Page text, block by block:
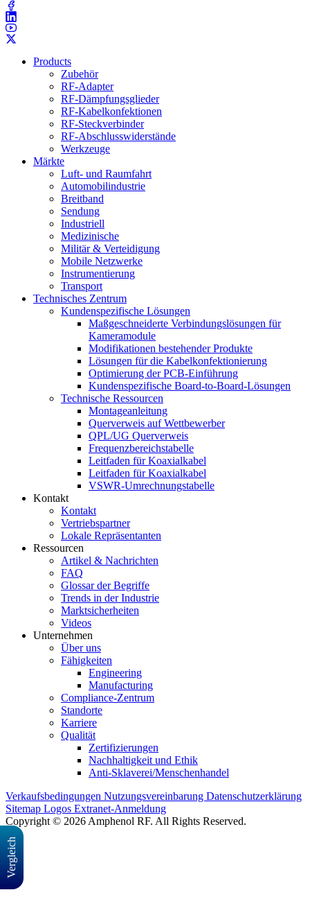
Vergleich
Products
Zubehör
RF-Adapter
RF-Dämpfungsglieder
RF-Kabelkonfektionen
RF-Steckverbinder
RF-Abschlusswiderstände
Werkzeuge
Märkte
Luft- und Raumfahrt
Automobilindustrie
Breitband
Sendung
Industriell
Medizinische
Militär & Verteidigung
Mobile Netzwerke
Instrumentierung
Transport
Technisches Zentrum
Kundenspezifische Lösungen
Maßgeschneiderte Verbindungslösungen für
Kameramodule
Modifikationen bestehender Produkte
Lösungen für die Kabelkonfektionierung
Optimierung der PCB-Einführung
Kundenspezifische Board-to-Board-Lösungen
Technische Ressourcen
Montageanleitung
Querverweis auf Wettbewerber
QPL/UG Querverweis
Frequenzbereichstabelle
Leitfaden für Koaxialkabel
Leitfaden für Koaxialkabel
VSWR-Umrechnungstabelle
Kontakt
Kontakt
Vertriebspartner
Lokale Repräsentanten
Ressourcen
Artikel & Nachrichten
FAQ
Glossar der Begriffe
Trends in der Industrie
Marktsicherheiten
Videos
Unternehmen
Über uns
Fähigkeiten
Engineering
Manufacturing
Compliance-Zentrum
Standorte
Karriere
Qualität
Zertifizierungen
Nachhaltigkeit und Ethik
Anti-Sklaverei/Menschenhandel
Verkaufsbedingungen Nutzungsvereinbarung Datenschutzerklärung
Sitemap Logos Extranet-Anmeldung
Copyright © 2026 Amphenol RF. All Rights Reserved.